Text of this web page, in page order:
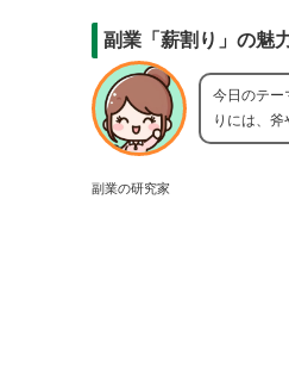
副業「薪割り」の魅
副業の研究家
今日のテー
りには、